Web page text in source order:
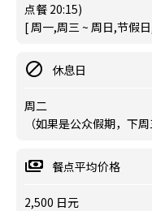
点餐 20:15)
[ 周一,周三 ~ 周日,节假
休息日
周二
（如果是公众假期，下周
餐点平均价格
2,500 日元